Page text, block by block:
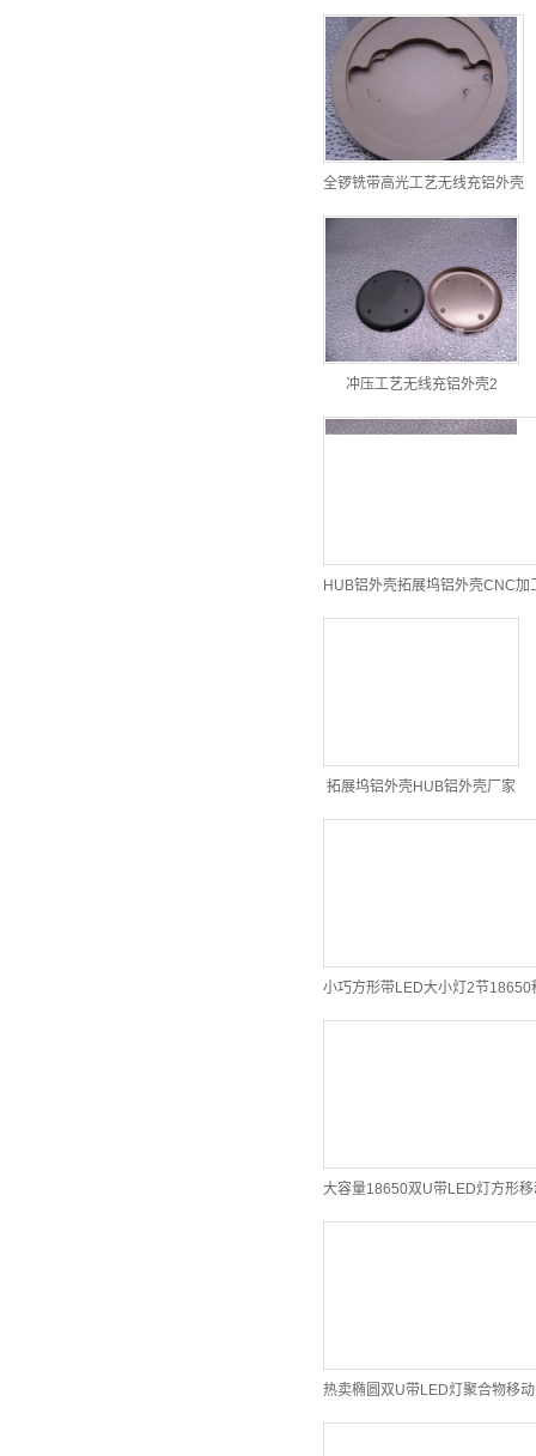
全锣铣带高光工艺无线充铝外壳
冲压工艺无线充铝外壳2
HUB铝外壳拓展坞铝外壳CNC加
拓展坞铝外壳HUB铝外壳厂家